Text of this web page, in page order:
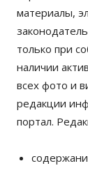
материалы,
только при
наличии
всех фото и
редакции
портал.